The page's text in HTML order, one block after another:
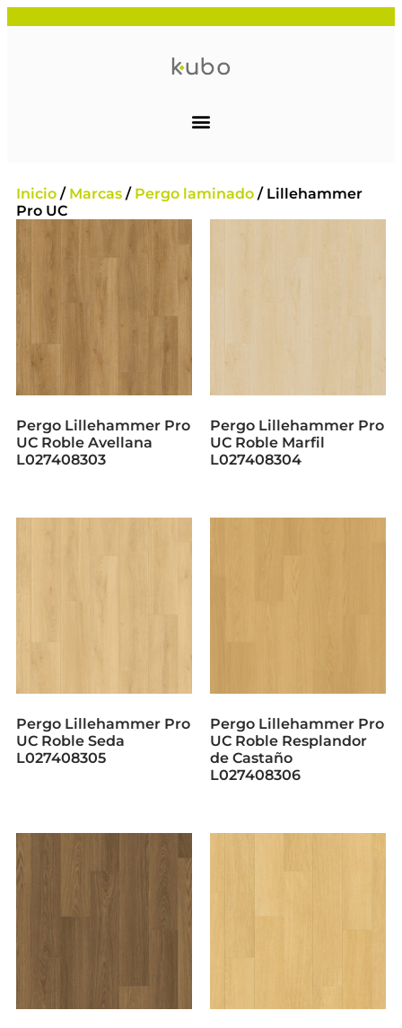
Inicio / Marcas / Pergo laminado / Lillehammer
Pro UC
Pergo Lillehammer Pro
UC Roble Avellana
L027408303
Pergo Lillehammer Pro
UC Roble Marfil
L027408304
Pergo Lillehammer Pro
UC Roble Seda
L027408305
Pergo Lillehammer Pro
UC Roble Resplandor
de Castaño
L027408306